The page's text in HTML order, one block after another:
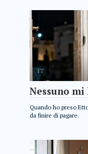
IT
Nessuno
Quando ho preso
da finire di pagare.